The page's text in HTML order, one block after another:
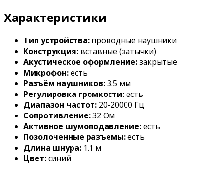
Характеристики
Тип устройства: проводные наушники
Конструкция: вставные (затычки)
Акустическое оформление:закрытые
Микрофон:есть
Разъём наушников:3.5 мм
Регулировка громкости:есть
Диапазон частот: 20-20000 Гц
Сопротивление:32 Ом
Активное шумоподавление:есть
Позолоченные разъемы:есть
Длина шнура: 1.1 м
Цвет:синий